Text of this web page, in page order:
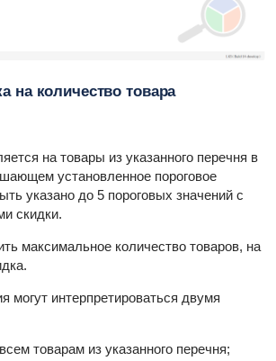
на количество товара
на товары из указанного перечня в
установленное пороговое
указано до 5 пороговых значений с
скидки.
максимальное количество товаров, на
могут интерпретироваться двумя
товарам из указанного перечня;